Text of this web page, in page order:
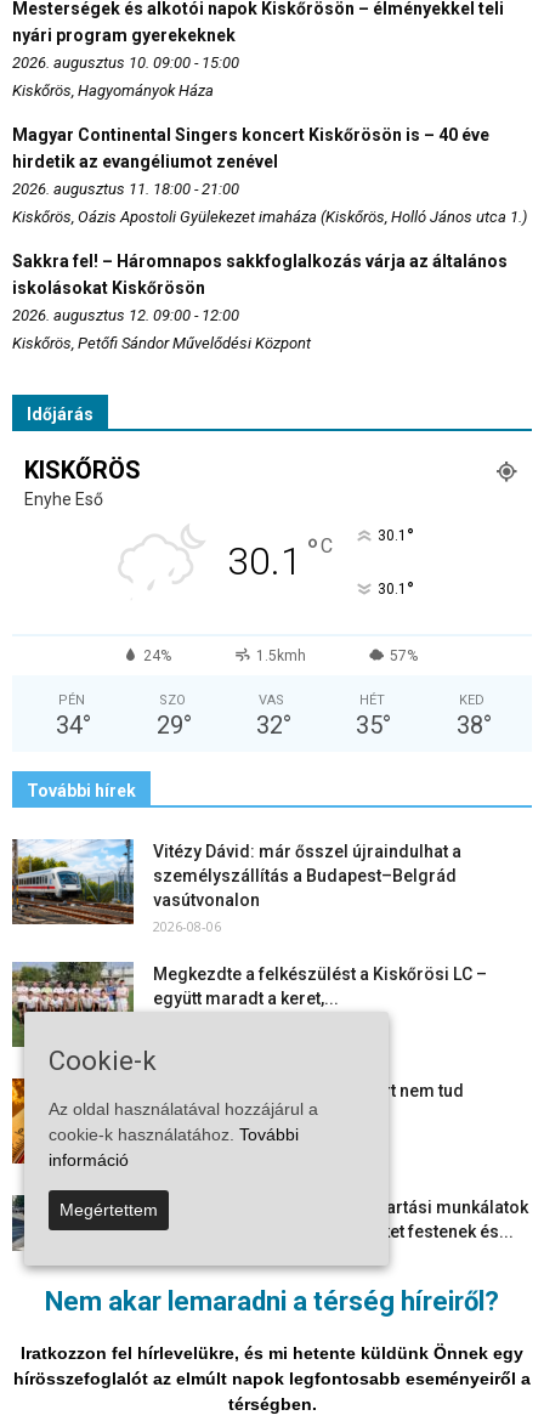
Nem akar lemaradni a térség híreiről?
Iratkozzon fel hírlevelükre, és mi hetente küldünk Önnek egy
hírösszefoglalót az elmúlt napok legfontosabb eseményeiről a
térségben.
Mesterségek és alkotói napok Kiskőrösön – élményekkel teli
nyári program gyerekeknek
2026. augusztus 10. 09:00 - 15:00
Kiskőrös, Hagyományok Háza
Magyar Continental Singers koncert Kiskőrösön is – 40 éve
hirdetik az evangéliumot zenével
2026. augusztus 11. 18:00 - 21:00
Kiskőrös, Oázis Apostoli Gyülekezet imaháza (Kiskőrös, Holló János utca 1.)
Sakkra fel! – Háromnapos sakkfoglalkozás várja az általános
iskolásokat Kiskőrösön
2026. augusztus 12. 09:00 - 12:00
Kiskőrös, Petőfi Sándor Művelődési Központ
Időjárás
KISKŐRÖS
Enyhe Eső
30.1 °C 30.1 °
30.1 °
24% 1.5kmh 57%
PÉN
34°
SZO
29°
VAS
32°
HÉT
35°
KED
38°
További hírek
Vitézy Dávid: már ősszel újraindulhat a
személyszállítás a Budapest–Belgrád
vasútvonalon
2026-08-06
Megkezdte a felkészülést a Kiskőrösi LC –
együtt maradt a keret,...
Mi történik Európa felett? Ezért nem tud
szabadulni a kontinens a...
2026-08-05
Folyamatosak a nyári karbantartási munkálatok
Kiskőrösön – útburkolati jeleket festenek és...
Bács-Kiskun útjain –...
2026-08-04
Cookie-k
Az oldal használatával hozzájárul a
cookie-k használatához. További
információ
Megértettem